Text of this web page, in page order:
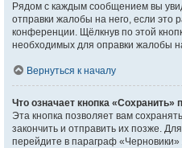
Рядом с каждым сообщением вы
отправки жалобы на него, если это
конференции. Щёлкнув по этой
необходимых для оправки жалобы
Вернуться к началу
Что означает кнопка «Сохранить»
Эта кнопка позволяет вам
закончить и отправить их позже.
перейдите в параграф «Черновики»